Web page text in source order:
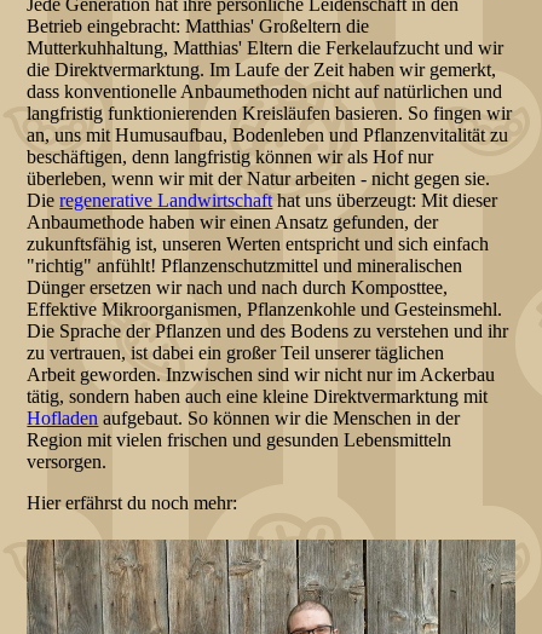
Jede Generation hat ihre persönliche Leidenschaft in den
Betrieb eingebracht: Matthias' Großeltern die
Mutterkuhhaltung, Matthias' Eltern die Ferkelaufzucht und wir
die Direktvermarktung. Im Laufe der Zeit haben wir gemerkt,
dass konventionelle Anbaumethoden nicht auf natürlichen und
langfristig funktionierenden Kreisläufen basieren. So fingen wir
an, uns mit Humusaufbau, Bodenleben und Pflanzenvitalität zu
beschäftigen, denn langfristig können wir als Hof nur
überleben, wenn wir mit der Natur arbeiten - nicht gegen sie.
Dieregenerative Landwirtschafthat uns überzeugt: Mit dieser
Anbaumethode haben wir einen Ansatz gefunden, der
zukunftsfähig ist, unseren Werten entspricht und sich einfach
"richtig" anfühlt! Pflanzenschutzmittel und mineralischen
Dünger ersetzen wir nach und nach durch Komposttee,
Effektive Mikroorganismen, Pflanzenkohle und Gesteinsmehl.
Die Sprache der Pflanzen und des Bodens zu verstehen und ihr
zu vertrauen, ist dabei ein großer Teil unserer täglichen
Arbeit geworden. Inzwischen sind wir nicht nur im Ackerbau
tätig, sondern haben auch eine kleine Direktvermarktung mit
Hofladen aufgebaut. So können wir die Menschen in der
Region mit vielen frischen und gesunden Lebensmitteln
versorgen.
Hier erfährst du noch mehr: